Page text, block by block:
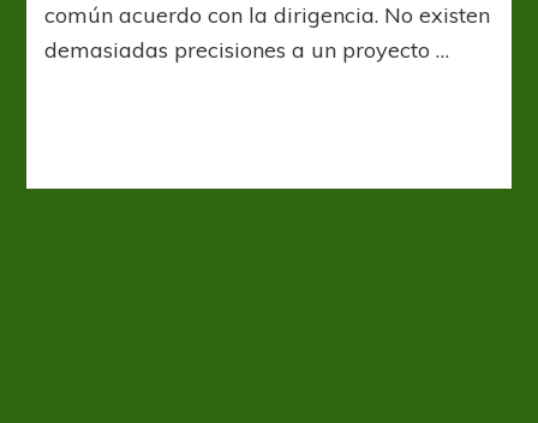
a
Zuccarelli
común acuerdo con la dirigencia. No existen
demasiadas precisiones a un proyecto …